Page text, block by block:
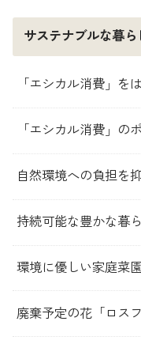
サステナブルな暮ら
「エシカル消費」を
「エシカル消費」の
自然環境への負担を
持続可能な豊かな暮
環境に優しい家庭菜
廃棄予定の花「ロス